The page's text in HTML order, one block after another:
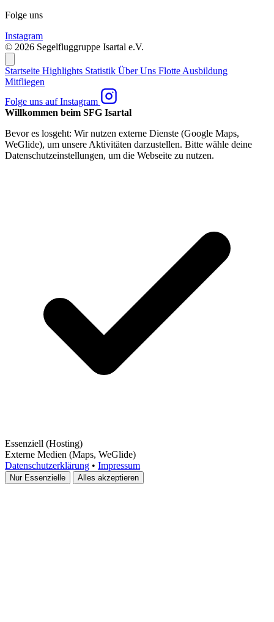
Folge uns
Instagram
© 2026 Segelfluggruppe Isartal e.V.
Startseite Highlights Statistik Über Uns Flotte Ausbildung
Mitfliegen
Folge uns auf Instagram
Willkommen beim SFG Isartal
Bevor es losgeht: Wir nutzen externe Dienste (Google Maps,
WeGlide), um unsere Aktivitäten darzustellen. Bitte wähle deine
Datenschutzeinstellungen, um die Webseite zu nutzen.
Essenziell (Hosting)
Externe Medien (Maps, WeGlide)
Datenschutzerklärung • Impressum
Nur Essenzielle Alles akzeptieren